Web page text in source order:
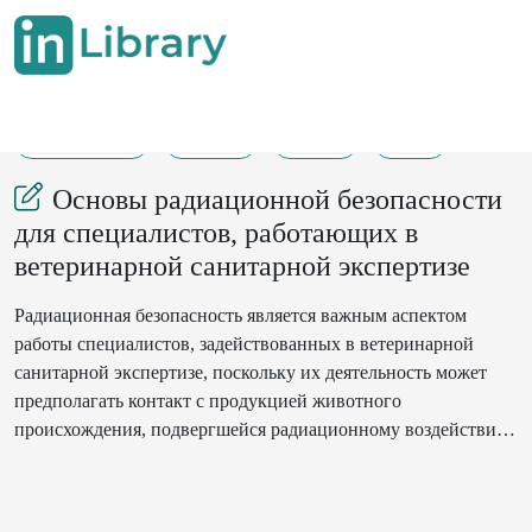
Основы радиационной безопасности
для специалистов, работающих в
ветеринарной санитарной экспертизе
Радиационная безопасность является важным аспектом
работы специалистов, задействованных в ветеринарной
санитарной экспертизе, поскольку их деятельность может
предполагать контакт с продукцией животного
происхождения, подвергшейся радиационному воздействию.